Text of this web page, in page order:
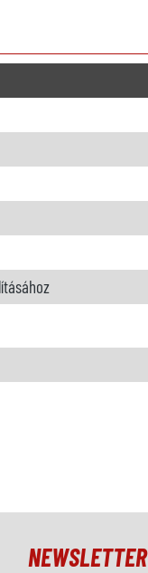
NEWSLETTER